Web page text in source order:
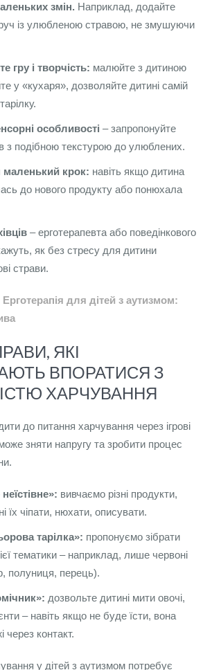
змін. Наприклад, додайте
із улюбленою стравою, не змушуючи
гру і творчість: малюйте з дитиною
у «кухаря», дозволяйте дитині самій
особливості – запропонуйте
з подібною текстурою до улюблених.
маленький крок: навіть якщо дитина
до нового продукту або понюхала
– ерготерапевта або поведінкового
як без стресу для дитини
страви.
Ерготерапія для дітей з аутизмом:
ЯКІ
ВПОРАТИСЯ З
ХАРЧУВАННЯ
до питання харчування через ігрові
зняти напругу та зробити процес
вивчаємо різні продукти,
їх чіпати, нюхати, описувати.
тарілка»: пропонуємо зібрати
тематики – наприклад, лише червоні
полуниця, перець).
дозвольте дитині мити овочі,
– навіть якщо не буде їсти, вона
через контакт.
у дітей з аутизмом потребує